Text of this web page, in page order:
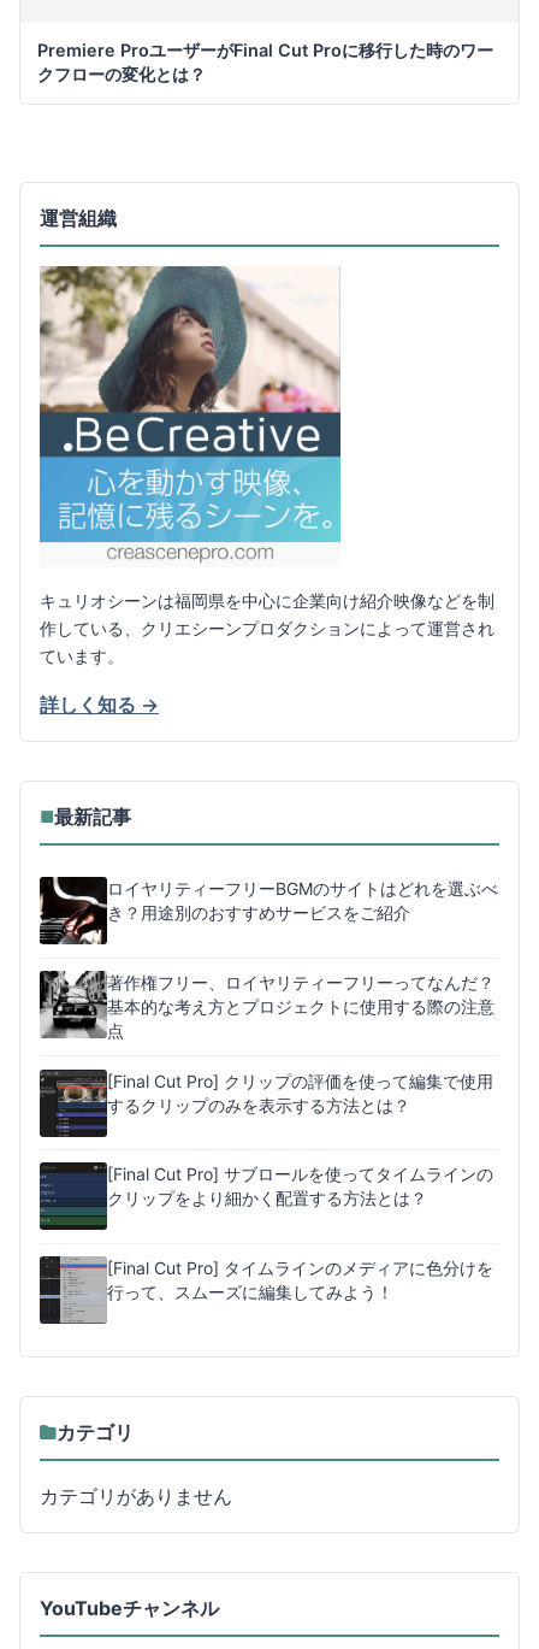
Premiere ProユーザーがFinal Cut Proに移行した時のワー
クフローの変化とは？
運営組織
キュリオシーンは福岡県を中心に企業向け紹介映像などを制
作している、クリエシーンプロダクションによって運営され
ています。
詳しく知る →
■最新記事
ロイヤリティーフリーBGMのサイトはどれを選ぶべ
き？用途別のおすすめサービスをご紹介
著作権フリー、ロイヤリティーフリーってなんだ？
基本的な考え方とプロジェクトに使用する際の注意
点
[Final Cut Pro] クリップの評価を使って編集で使用
するクリップのみを表示する方法とは？
[Final Cut Pro] サブロールを使ってタイムラインの
クリップをより細かく配置する方法とは？
[Final Cut Pro] タイムラインのメディアに色分けを
行って、スムーズに編集してみよう！
カテゴリ
カテゴリがありません
YouTubeチャンネル